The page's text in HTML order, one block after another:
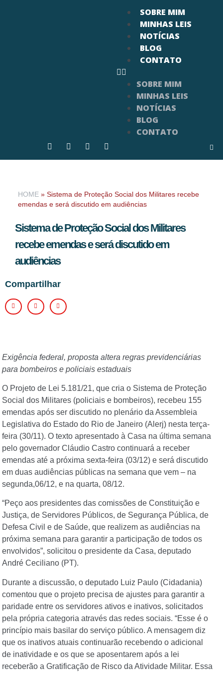
SOBRE MIM
MINHAS LEIS
NOTÍCIAS
BLOG
CONTATO
SOBRE MIM
MINHAS LEIS
NOTÍCIAS
BLOG
CONTATO
HOME » Sistema de Proteção Social dos Militares recebe
emendas e será discutido em audiências
Sistema de Proteção Social dos Militares
recebe emendas e será discutido em
audiências
Compartilhar
Exigência federal, proposta altera regras previdenciárias
para bombeiros e policiais estaduais
O Projeto de Lei 5.181/21, que cria o Sistema de Proteção
Social dos Militares (policiais e bombeiros), recebeu 155
emendas após ser discutido no plenário da Assembleia
Legislativa do Estado do Rio de Janeiro (Alerj) nesta terça-
feira (30/11). O texto apresentado à Casa na última semana
pelo governador Cláudio Castro continuará a receber
emendas até a próxima sexta-feira (03/12) e será discutido
em duas audiências públicas na semana que vem – na
segunda,06/12, e na quarta, 08/12.
“Peço aos presidentes das comissões de Constituição e
Justiça, de Servidores Públicos, de Segurança Pública, de
Defesa Civil e de Saúde, que realizem as audiências na
próxima semana para garantir a participação de todos os
envolvidos”, solicitou o presidente da Casa, deputado
André Ceciliano (PT).
Durante a discussão, o deputado Luiz Paulo (Cidadania)
comentou que o projeto precisa de ajustes para garantir a
paridade entre os servidores ativos e inativos, solicitados
pela própria categoria através das redes sociais. “Esse é o
princípio mais basilar do serviço público. A mensagem diz
que os inativos atuais continuarão recebendo o adicional
de inatividade e os que se aposentarem após a lei
receberão a Gratificação de Risco da Atividade Militar. Essa